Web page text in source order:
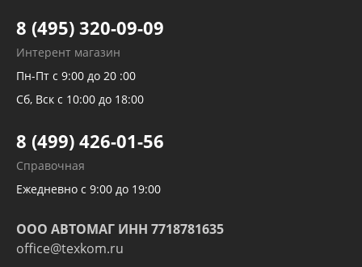
Тормозных трубок
Рукавов гидроусилителей
Рукавов компрессоров и турбин
Трубок кондиционеров
Развертка пайка медных стальных
алюминиевых трубок и штуцеров
8 (495) 320-09-09
Интерент магазин
Пн-Пт с 9:00 до 20 :00
Сб, Вск с 10:00 до 18:00
8 (499) 426-01-56
Справочная
Ежедневно с 9:00 до 19:00
ООО АВТОМАГ ИНН 7718781635
office@texkom.ru